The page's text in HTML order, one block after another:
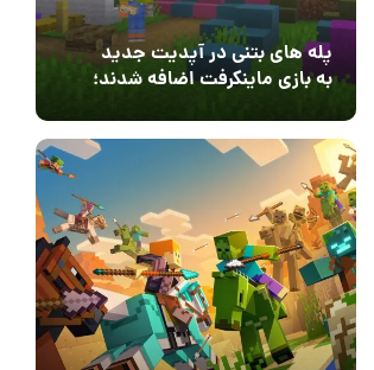
پله های بتنی در آپدیت جدید
به بازی ماینکرفت اضافه شدند؛